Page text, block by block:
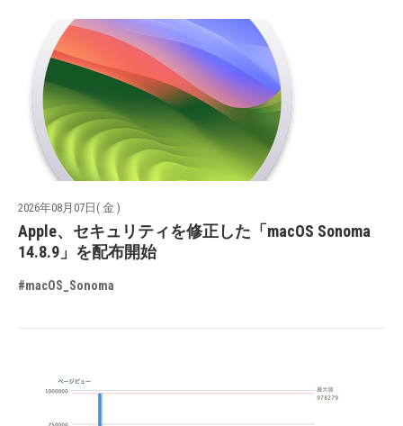
2026年08月07日( 金 )
Apple、セキュリティを修正した「macOS Sonoma
14.8.9」を配布開始
#macOS_Sonoma